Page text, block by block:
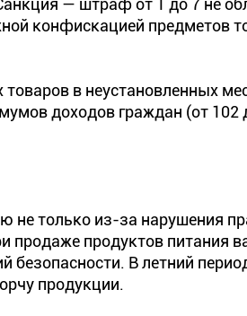
— штраф от 1 до 7 не
конфискацией предметов
в неустановленных
доходов граждан (от 102
не только из-за нарушения
продаже продуктов питания
безопасности. В летний
продукции.